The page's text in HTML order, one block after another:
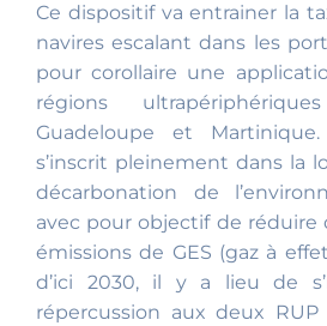
Ce dispositif va entrainer la
navires escalant dans les
pour corollaire une
régions
Guadeloupe et
s’inscrit pleinement dans la
décarbonation de
avec pour objectif de réduire
émissions de GES (gaz à
d’ici 2030, il y a lieu de
répercussion aux deux